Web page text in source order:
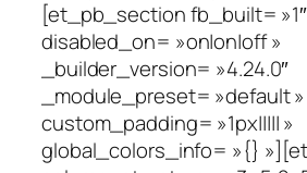
[et_pb_section fb_built= »1″
disabled_on= »on|on|off »
_builder_version= »4.24.0″
_module_preset= »default »
custom_padding= »1px||||| »
global_colors_info= »{}